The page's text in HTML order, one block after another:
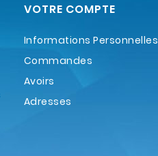
VOTRE COMPTE
Informations Personnelles
Commandes
Avoirs
Adresses